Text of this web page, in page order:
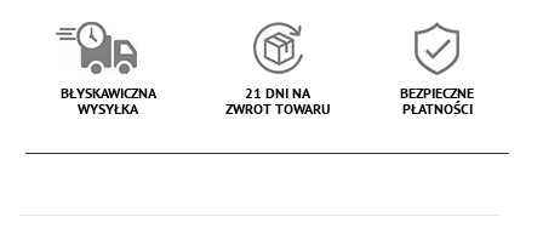
BŁYSKAWICZNA
WYSYŁKA
21 DNI NA
ZWROT TOWARU
BEZPIECZNE
PŁATNOŚCI